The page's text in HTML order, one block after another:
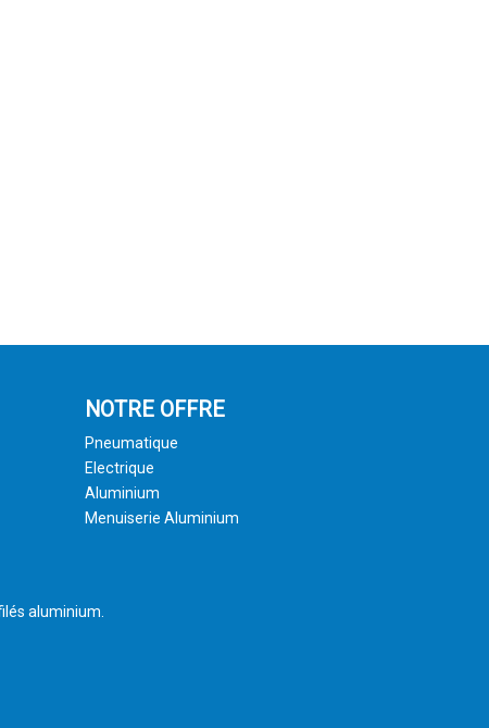
NOTRE OFFRE
Pneumatique
Electrique
Aluminium
Menuiserie Aluminium
aluminium.